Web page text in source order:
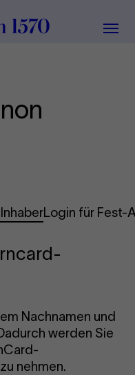
Menü
Login für Fest-
Nachnamen und
werden Sie
nehmen.